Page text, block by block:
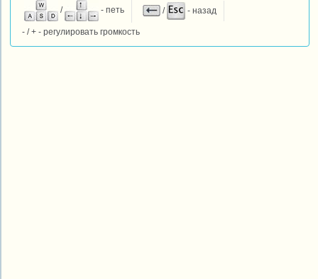
/ - петь / - назад
- / + - регулировать громкость